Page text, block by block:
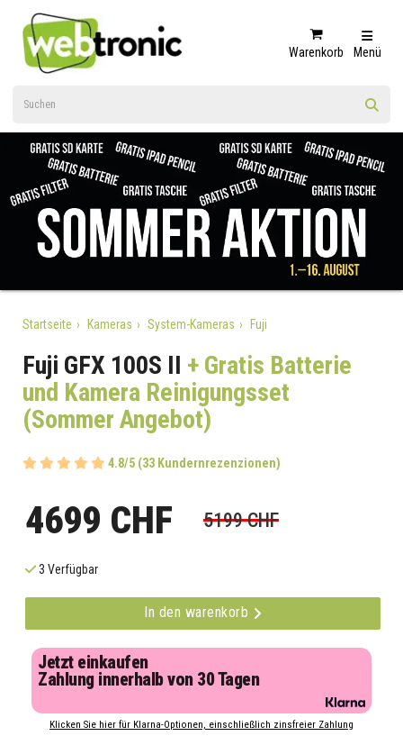
Warenkorb Menü
Startseite Kameras System-Kameras Fuji
Fuji GFX 100S II + Gratis Batterie
und Kamera Reinigungsset
(Sommer Angebot)
4.8/5 (33 Kundernrezenzionen)
4699 CHF 5199 CHF
3 Verfügbar
In den warenkorb
Jetzt einkaufen
Zahlung innerhalb von 30 Tagen
Klicken Sie hier für Klarna-Optionen, einschließlich zinsfreier Zahlung